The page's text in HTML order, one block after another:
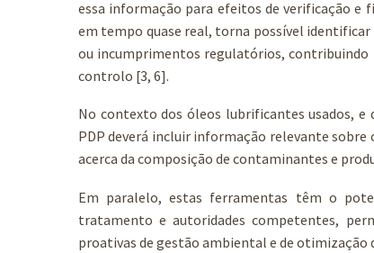
essa informação para efeitos de verificação e
em tempo quase real, torna possível
ou incumprimentos regulatórios, contribuindo
controlo [3, 6].
No contexto dos óleos lubrificantes usados,
PDP deverá incluir informação relevante
acerca da composição de contaminantes e
Em paralelo, estas ferramentas têm o
tratamento e autoridades competentes,
proativas de gestão ambiental e de otimização